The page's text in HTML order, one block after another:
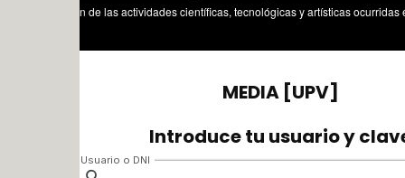
de las actividades científicas, tecnológicas y artísticas ocurridas en los tres